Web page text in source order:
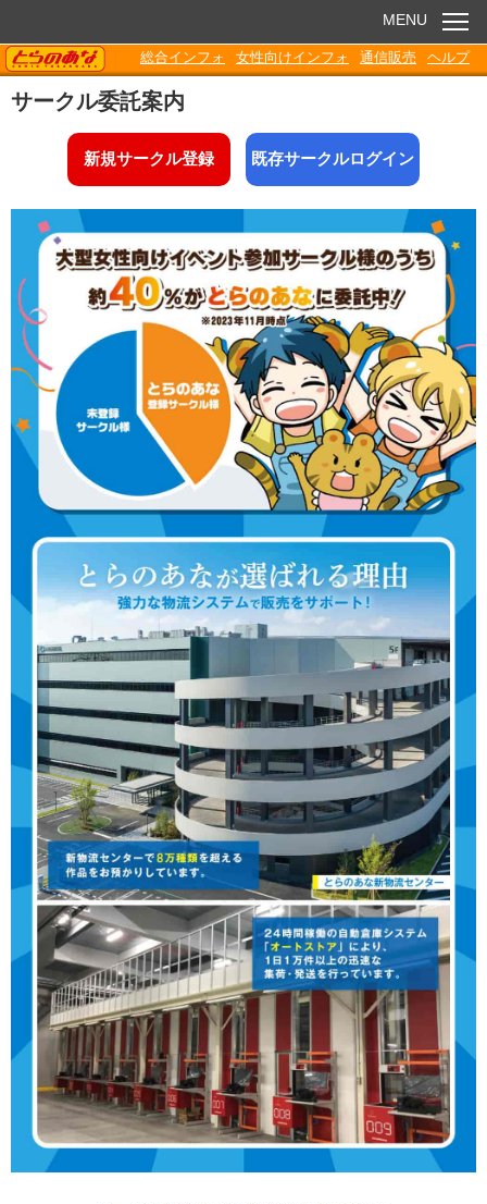
お知らせ
電子書籍
Q&A
各種ダウンロード
MENU
TORANOANA
総合インフォ 女性向けインフォ 通信販売 ヘルプ
サークル委託案内
新規サークル登録 既存サークルログイン